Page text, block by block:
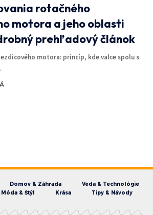
rotačného
motora a jeho oblasti
prehľadový článok
motora: princíp, kde valce spolu s
Domov & Záhrada
Veda & Technológie
Móda & Štýl Krása Tipy & Návody